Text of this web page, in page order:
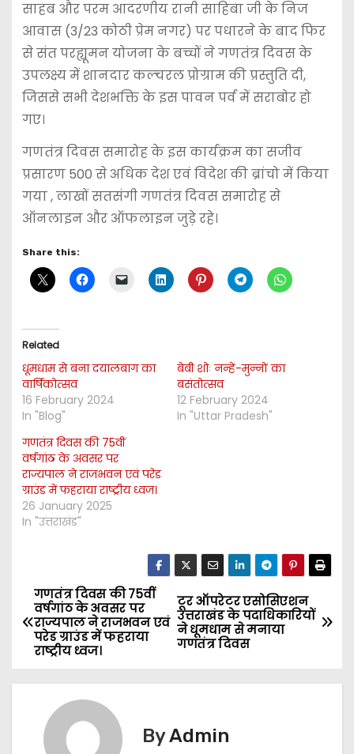
साहब और परम आदरणीय रानी साहिबा जी के निज
आवास (3/23 कोठी प्रेम नगर) पर पधारने के बाद फिर
से संत परह्यूमन योजना के बच्चों ने गणतंत्र दिवस के
उपलक्ष्य में शानदार कल्चरल प्रोग्राम की प्रस्तुति दी,
जिससे सभी देशभक्ति के इस पावन पर्व में सराबोर हो
गए।
गणतंत्र दिवस समारोह के इस कार्यक्रम का सजीव
प्रसारण 500 से अधिक देश एवं विदेश की ब्रांचो में किया
गया , लाखों सतसंगी गणतंत्र दिवस समारोह से
ऑनलाइन और ऑफलाइन जुड़े रहे।
Share this:
Related
धूमधाम से बना दयालबाग का
वार्षिकोत्सव
16 February 2024
In "Blog"
बेबी शोः नन्हें-मुन्नों का
बसंतोत्सव
12 February 2024
In "Uttar Pradesh"
गणतंत्र दिवस की 75वीं
वर्षगांठ के अवसर पर
राज्यपाल ने राजभवन एवं परेड
ग्राउंड में फहराया राष्ट्रीय ध्वज।
26 January 2025
In "उत्तराखंड"
P
o
टूर ऑपरेटर एसोसिएशन
उत्तराखंड के पदाधिकारियों
ने धूमधाम से मनाया
गणतंत्र दिवस
गणतंत्र दिवस की 75वीं
वर्षगांठ के अवसर पर
राज्यपाल ने राजभवन एवं
परेड ग्राउंड में फहराया
राष्ट्रीय ध्वज।
ByAdmin